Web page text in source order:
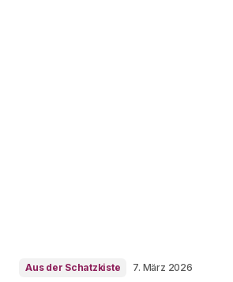
Aus der Schatzkiste 7. März 2026